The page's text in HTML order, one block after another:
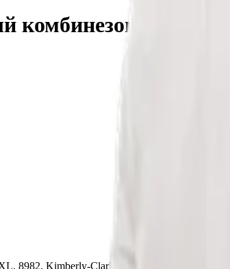
8982, Kimberly-Clark